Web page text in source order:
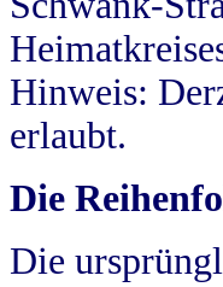
Hinweis:
erlaubt.
Die
Die